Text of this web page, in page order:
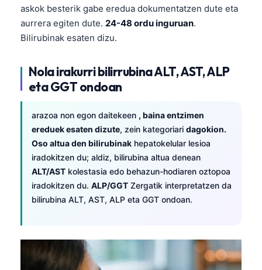
askok besterik gabe eredua dokumentatzen dute eta
aurrera egiten dute. 24-48 ordu inguruan.
Bilirubinak esaten dizu.
Nola irakurri bilirrubina ALT, AST, ALP
eta GGT ondoan
arazoa non egon daitekeen , baina entzimen
ereduek esaten dizute, zein kategoriari dagokion.
Oso altua den bilirubinak hepatokelular lesioa
iradokitzen du; aldiz, bilirubina altua denean
ALT/AST kolestasia edo behazun-hodiaren oztopoa
iradokitzen du. ALP/GGT Zergatik interpretatzen da
bilirubina ALT, AST, ALP eta GGT ondoan.